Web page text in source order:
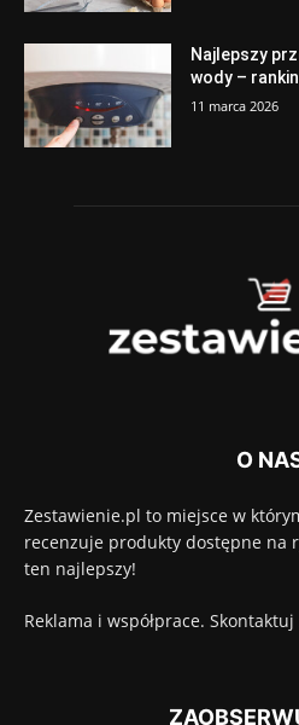
Najlepszy
wody –
11 marca 2026
O
Zestawienie.pl to miejsce w
recenzuje produkty dostępne na
ten najlepszy!
Reklama i współprace. Skontaktuj